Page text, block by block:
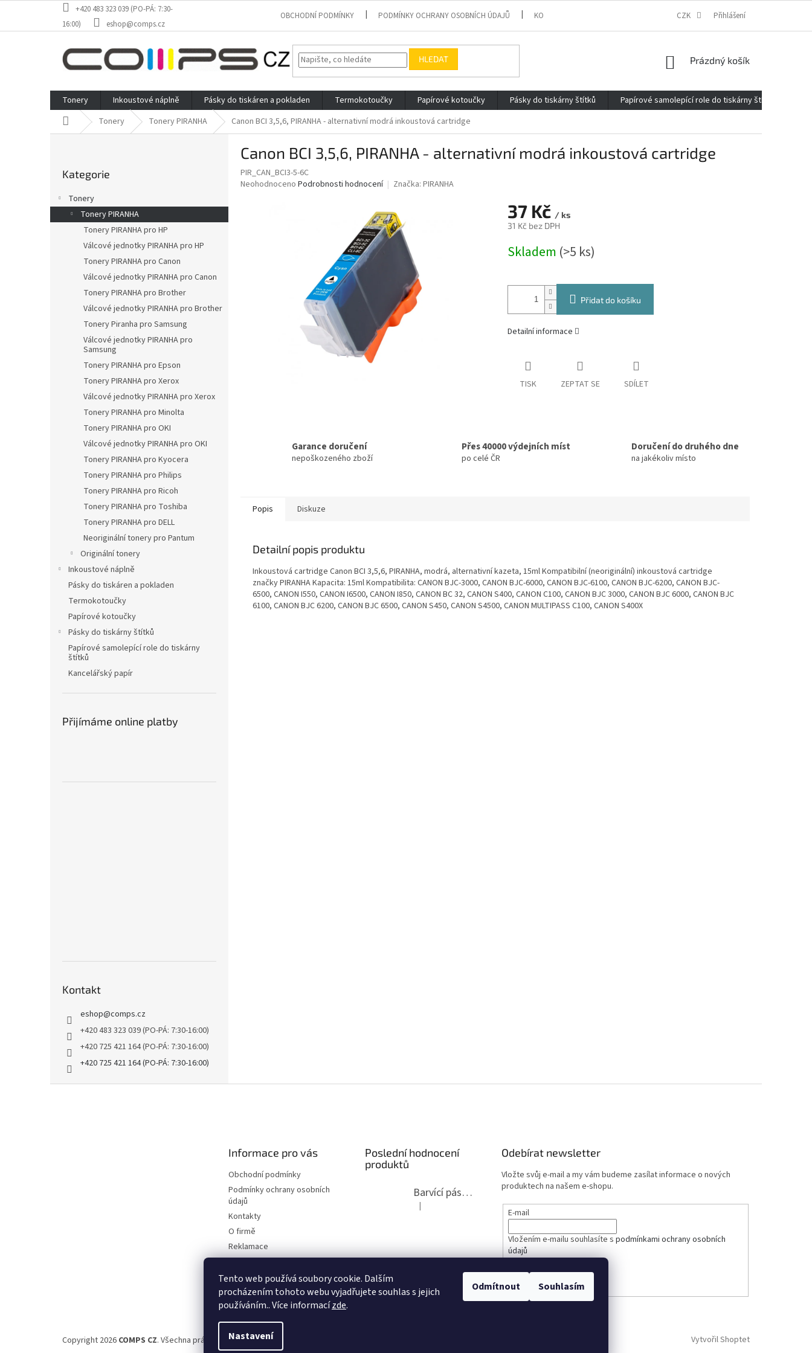
Tento web používá soubory cookie. Dalším
procházením tohoto webu vyjadřujete souhlas s jejich
používáním.. Více informacízde.
Nastavení
Odmítnout Souhlasím
obsah
+420 483 323 039 (PO-PÁ: 7:30-
16:00)
eshop@comps.cz
OBCHODNÍ PODMÍNKY PODMÍNKY OCHRANY OSOBNÍCH ÚDAJŮ KONTAKTY REKLAMACE ELEKTROMOBILITA 2020
CZK Přihlášení
HLEDAT
NÁKUPNÍ
Prázdný košík
Tonery Inkoustové náplně Pásky do tiskáren a pokladen Termokotoučky Papírové kotoučky Pásky do tiskárny štítků Papírové samolepící role do tiskárny štítků
Domů Tonery Tonery PIRANHA Canon BCI 3,5,6, PIRANHA - alternativní modrá inkoustová cartridge
a
n
kategorie
Kategorie
Tonery
Tonery PIRANHA
Tonery PIRANHA pro HP
Válcové jednotky PIRANHA pro HP
Tonery PIRANHA pro Canon
Válcové jednotky PIRANHA pro Canon
Tonery PIRANHA pro Brother
Válcové jednotky PIRANHA pro Brother
Tonery Piranha pro Samsung
Válcové jednotky PIRANHA pro
Samsung
Tonery PIRANHA pro Epson
Tonery PIRANHA pro Xerox
Válcové jednotky PIRANHA pro Xerox
Tonery PIRANHA pro Minolta
Tonery PIRANHA pro OKI
Válcové jednotky PIRANHA pro OKI
Tonery PIRANHA pro Kyocera
Tonery PIRANHA pro Philips
Tonery PIRANHA pro Ricoh
Tonery PIRANHA pro Toshiba
Tonery PIRANHA pro DELL
Neoriginální tonery pro Pantum
Originální tonery
Inkoustové náplně
Pásky do tiskáren a pokladen
Termokotoučky
Papírové kotoučky
Pásky do tiskárny štítků
Papírové samolepící role do tiskárny
štítků
Kancelářský papír
Přijímáme online platby
Kontakt
eshop@comps.cz
+420 483 323 039 (PO-PÁ: 7:30-16:00)
+420 725 421 164 (PO-PÁ: 7:30-16:00)
+420 725 421 164 (PO-PÁ: 7:30-16:00)
Canon BCI 3,5,6, PIRANHA - alternativní modrá inkoustová cartridge
PIR_CAN_BCI3-5-6C
Průměrné
Neohodnoceno Podrobnosti hodnocení Značka: PIRANHA
37 Kč / ks
31 Kč bez DPH
cena:
Skladem (>5 ks)
Přidat do košíku
Detailní informace
TISK ZEPTAT SE SDÍLET
Garance doručení
nepoškozeného zboží
Přes 40000 výdejních míst
po celé ČR
Doručení do druhého dne
na jakékoliv místo
Popis Diskuze
Detailní popis produktu
Inkoustová cartridge Canon BCI 3,5,6, PIRANHA, modrá, alternativní kazeta, 15ml Kompatibilní (neoriginální) inkoustová cartridge
značky PIRANHA Kapacita: 15ml Kompatibilita: CANON BJC-3000, CANON BJC-6000, CANON BJC-6100, CANON BJC-6200, CANON BJC-
6500, CANON I550, CANON I6500, CANON I850, CANON BC 32, CANON S400, CANON C100, CANON BJC 3000, CANON BJC 6000, CANON BJC
6100, CANON BJC 6200, CANON BJC 6500, CANON S450, CANON S4500, CANON MULTIPASS C100, CANON S400X
Informace pro vás
Obchodní podmínky
Podmínky ochrany osobních
údajů
Kontakty
O firmě
Reklamace
Elektromobilita 2020
Certifikáty
Možnosti dopravy
Poslední hodnocení
produktů
Barvící páska pro psací stroje DIN 1, DIN 13/10, LAND, PA červenočerná
Hodnocení produktu je 5 z 5 hvězdiček.
|
Odebírat newsletter
Vložte svůj e-mail a my vám budeme zasílat informace o nových
produktech na našem e-shopu.
E-mail
Vložením e-mailu souhlasíte spodmínkami ochrany osobních
údajů
Vytvořil Shoptet
Copyright 2026 COMPS CZ. Všechna práva vyhrazena.